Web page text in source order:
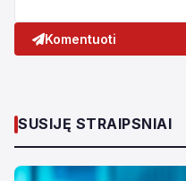
Komentuoti
SUSIJĘ STRAIPSNIAI